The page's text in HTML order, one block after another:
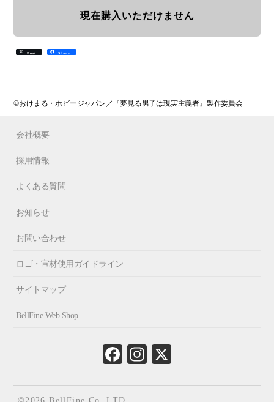
現在購入いただけません
Post Share
©おけまる・ホビージャパン／『夢見る男子は現実主義者』製作委員会
会社概要
採用情報
よくある質問
お知らせ
お問い合わせ
ロゴ・宣材使用ガイドライン
サイトマップ
BellFine Web Shop
Fa
ce
In
st